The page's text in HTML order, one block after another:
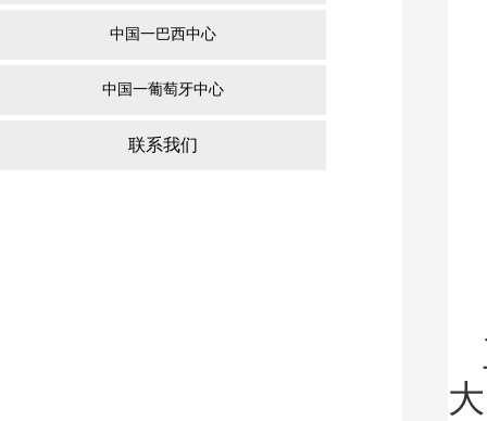
中国一巴西中心
中国一葡萄牙中心
联系我们